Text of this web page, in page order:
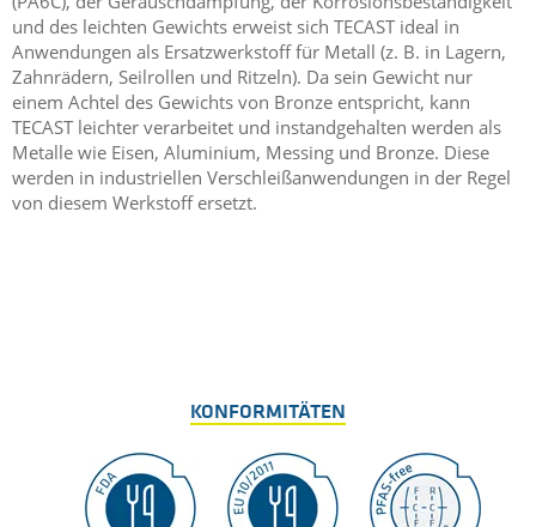
und des leichten Gewichts erweist sich TECAST ideal in
Anwendungen als Ersatzwerkstoff für Metall (z. B. in Lagern,
Zahnrädern, Seilrollen und Ritzeln). Da sein Gewicht nur
einem Achtel des Gewichts von Bronze entspricht, kann
TECAST leichter verarbeitet und instandgehalten werden als
Metalle wie Eisen, Aluminium, Messing und Bronze. Diese
werden in industriellen Verschleißanwendungen in der Regel
von diesem Werkstoff ersetzt.
KONFORMITÄTEN